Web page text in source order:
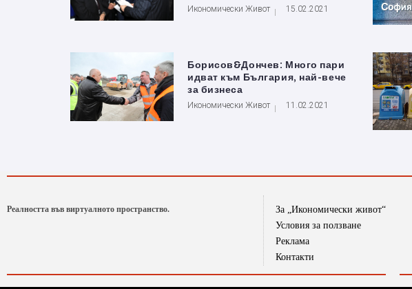
Икономически Живот 15.02.2021
Борисов&Дончев: Много пари
идват към България, най-вече
за бизнеса
Икономически Живот 11.02.2021
Реалността във виртуалното пространство.
За „Икономически живот“
Условия за ползване
Реклама
Контакти